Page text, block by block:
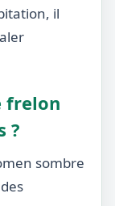
il
frelon
?
sombre